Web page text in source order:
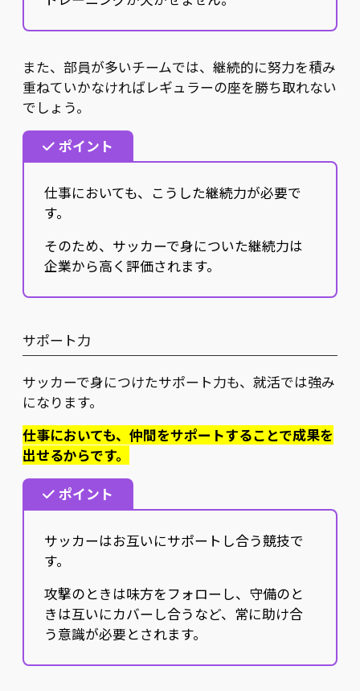
また、部員が多いチームでは、継続的に努力を積み
重ねていかなければレギュラーの座を勝ち取れない
でしょう。
ポイント
仕事においても、こうした継続力が必要で
す。
そのため、サッカーで身についた継続力は
企業から高く評価されます。
サポート力
サッカーで身につけたサポート力も、就活では強み
になります。
仕事においても、仲間をサポートすることで成果を
出せるからです。
ポイント
サッカーはお互いにサポートし合う競技で
す。
攻撃のときは味方をフォローし、守備のと
きは互いにカバーし合うなど、常に助け合
う意識が必要とされます。